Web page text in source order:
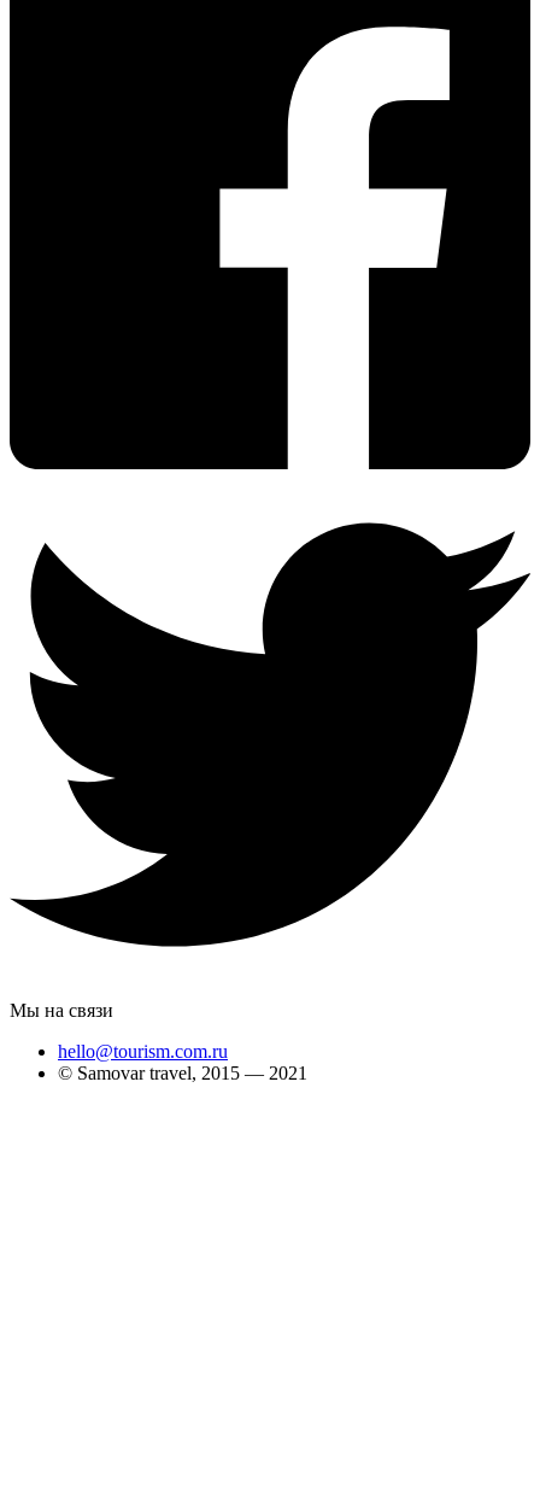
Мы на связи
hello@tourism.com.ru
© Samovar travel, 2015 — 2021